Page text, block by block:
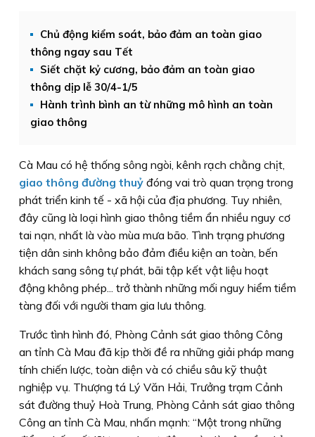
Chủ động kiểm soát, bảo đảm an toàn giao
thông ngay sau Tết
Siết chặt kỷ cương, bảo đảm an toàn giao
thông dịp lễ 30/4-1/5
Hành trình bình an từ những mô hình an toàn
giao thông
Cà Mau có hệ thống sông ngòi, kênh rạch chằng chịt,
giao thông đường thuỷ đóng vai trò quan trọng trong
phát triển kinh tế - xã hội của địa phương. Tuy nhiên,
đây cũng là loại hình giao thông tiềm ẩn nhiều nguy cơ
tai nạn, nhất là vào mùa mưa bão. Tình trạng phương
tiện dân sinh không bảo đảm điều kiện an toàn, bến
khách sang sông tự phát, bãi tập kết vật liệu hoạt
động không phép... trở thành những mối nguy hiểm tiềm
tàng đối với người tham gia lưu thông.
Trước tình hình đó, Phòng Cảnh sát giao thông Công
an tỉnh Cà Mau đã kịp thời đề ra những giải pháp mang
tính chiến lược, toàn diện và có chiều sâu kỹ thuật
nghiệp vụ. Thượng tá Lý Văn Hải, Trưởng trạm Cảnh
sát đường thuỷ Hoà Trung, Phòng Cảnh sát giao thông
Công an tỉnh Cà Mau, nhấn mạnh: “Một trong những